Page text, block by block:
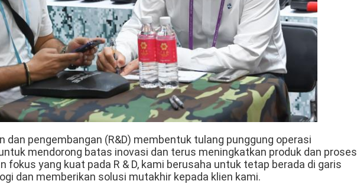
dan pengembangan (R&D) membentuk tulang punggung operasi
mendorong batas inovasi dan terus meningkatkan produk dan proses
fokus yang kuat pada R & D, kami berusaha untuk tetap berada di garis
dan memberikan solusi mutakhir kepada klien kami.